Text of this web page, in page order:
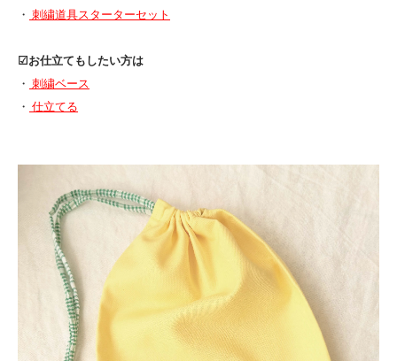
・ 刺繍道具スターターセット
☑︎お仕立てもしたい方は
・ 刺繍ベース
・ 仕立てる